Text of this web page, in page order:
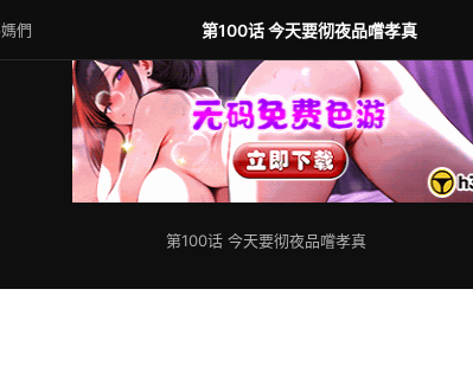
們 第100话 今天要彻夜品嚐孝真
第100话 今天要彻夜品嚐孝真